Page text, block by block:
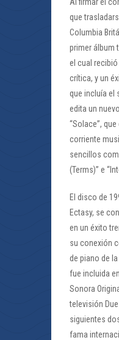
que
Columbia
primer álbum
el cual
crítica, y un
que incluía el
edita un
“Solace”,
corriente
sencillos
(Terms)” e
El disco de
Ectasy, se
en un éxito
su conexión
de piano de
fue incluida
Sonora
televisión
siguientes
fama